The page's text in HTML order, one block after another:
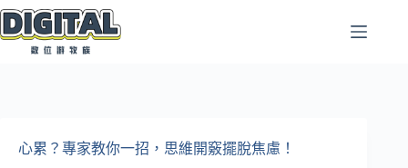
跳
至
心累？專家教你一招，思維開竅擺脫焦慮！